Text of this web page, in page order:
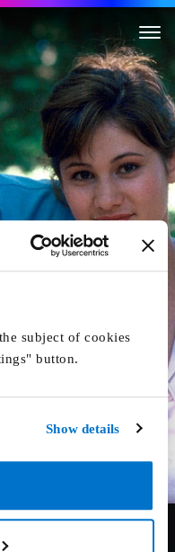
subject of cookies
button.
Show details
Drama